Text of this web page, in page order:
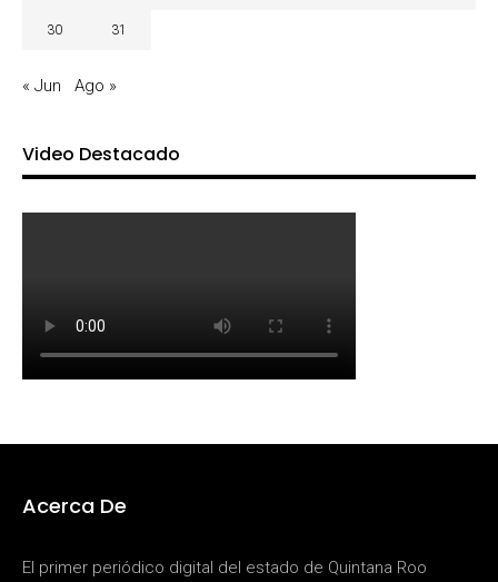
30 31
« Jun Ago »
Video Destacado
Acerca De
El primer periódico digital del estado de Quintana Roo